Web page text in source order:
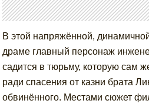
В этой напряжённой,
драме главный персонаж
садится в тюрьму, которую сам
ради спасения от казни брата
обвинённого. Местами сюжет